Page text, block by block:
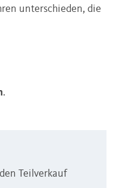
Teilverkauf
unterschieden, die
.